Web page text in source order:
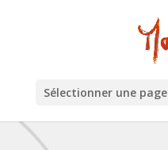
Sélectionner une page